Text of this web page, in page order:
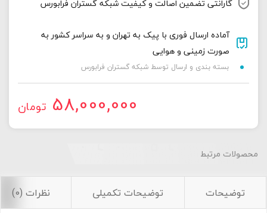
گارانتی تضمین اصالت و کیفیت شبکه گستران فرابورس
آماده ارسال فوری با پیک به تهران و به سراسر کشور به
صورت زمینی و هوایی
بسته بندی و ارسال توسط شبکه گستران فرابورس
58,000,000 تومان
محصولات مرتبط
توضیحات توضیحات تکمیلی نظرات (0)